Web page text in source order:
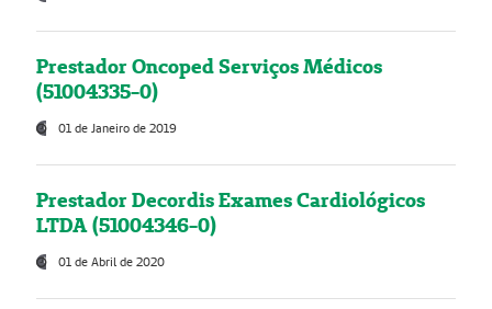
Prestador Oncoped Serviços Médicos
(51004335-0)
01 de Janeiro de 2019
Prestador Decordis Exames Cardiológicos
LTDA (51004346-0)
01 de Abril de 2020